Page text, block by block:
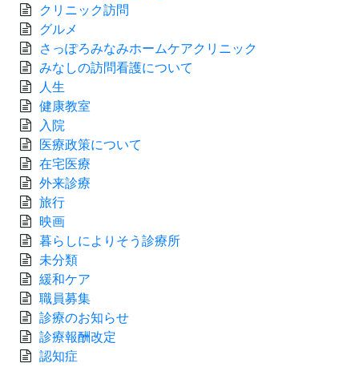
クリニック訪問
グルメ
さっぽろみなみホームケアクリニック
みなしの訪問看護について
人生
健康教室
入院
医療政策について
在宅医療
外来診療
旅行
映画
暮らしによりそう診療所
未分類
緩和ケア
職員募集
診療のお知らせ
診療報酬改定
認知症